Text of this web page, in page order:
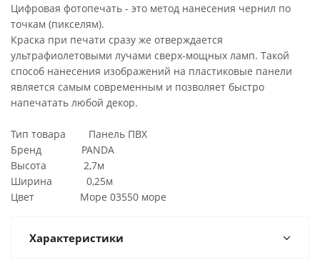
Цифровая фотопечать - это метод нанесения чернил по
точкам (пикселям).
Краска при печати сразу же отверждается
ультрафиолетовыми лучами сверх-мощных ламп. Такой
способ нанесения изображений на пластиковые панели
является самым современным и позволяет быстро
напечатать любой декор.
Тип товара Панель ПВХ
Бренд PANDA
Высота 2,7м
Ширина 0,25м
Цвет Море 03550 море
Характеристики